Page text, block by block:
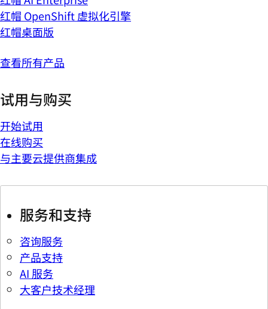
红帽 OpenShift 虚拟化引擎
红帽桌面版
查看所有产品
试用与购买
开始试用
在线购买
与主要云提供商集成
服务和支持
咨询服务
产品支持
AI 服务
大客户技术经理